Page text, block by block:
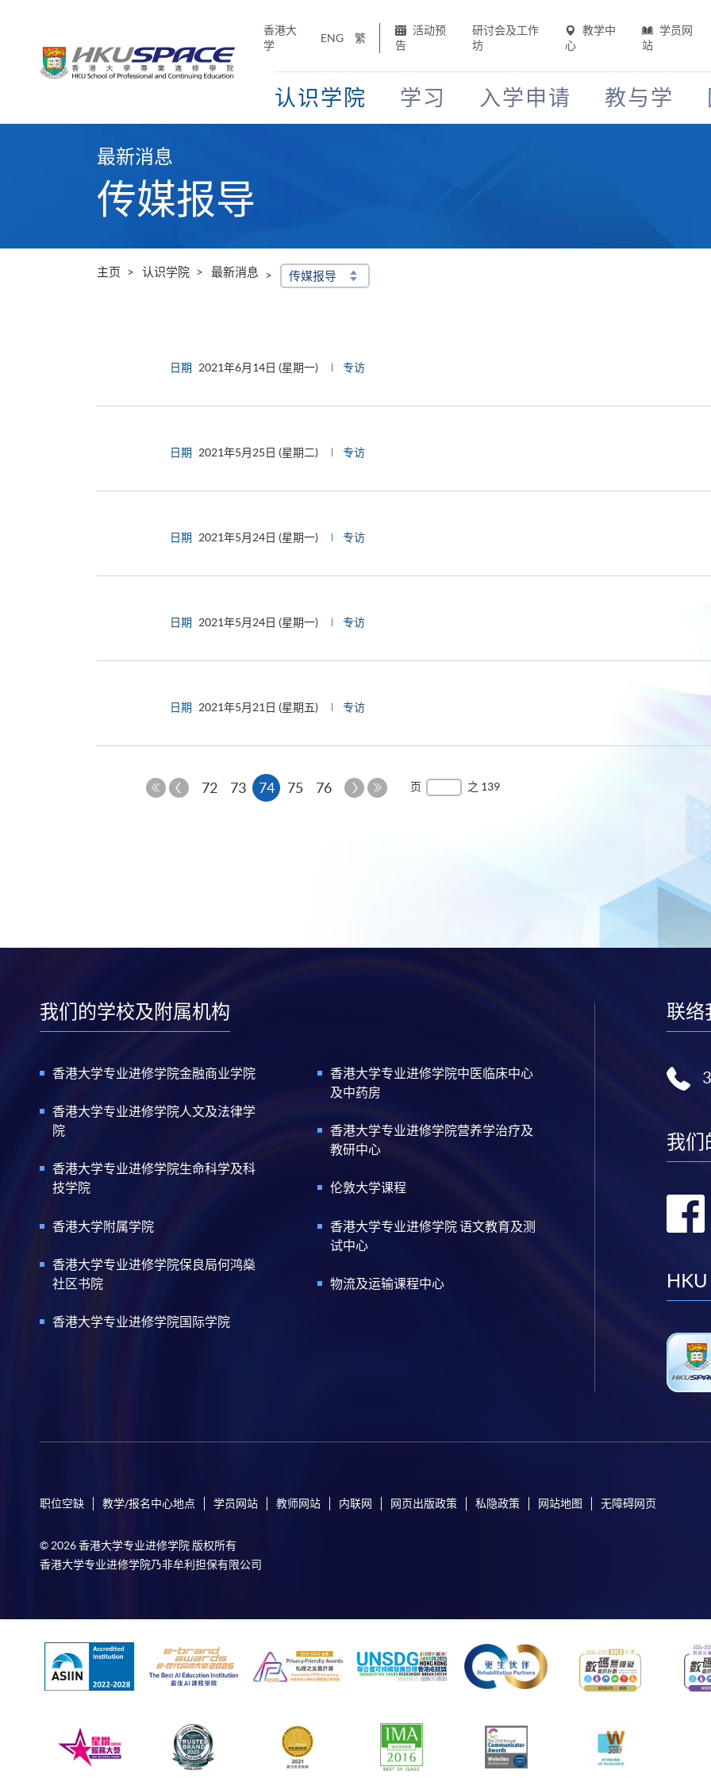
香港大
学
ENG 繁
活动预
告
研讨会及工作
坊
教学中
心
学员网
站
认识学院 学习 入学申请 教与学
最新消息
传媒报导
主页 认识学院 最新消息 传媒报导
日期 2021年6月14日 (星期一) 专访
日期 2021年5月25日 (星期二) 专访
日期 2021年5月24日 (星期一) 专访
日期 2021年5月24日 (星期一) 专访
日期 2021年5月21日 (星期五) 专访
上
72 73 74本 75 76
下
页 之 139
我们的学校及附属机构
香港大学专业进修学院金融商业学院
香港大学专业进修学院人文及法律学
院
香港大学专业进修学院生命科学及科
技学院
香港大学附属学院
香港大学专业进修学院保良局何鸿燊
社区书院
香港大学专业进修学院国际学院
香港大学专业进修学院中医临床中心
及中药房
香港大学专业进修学院营养学治疗及
教研中心
伦敦大学课程
香港大学专业进修学院 语文教育及测
试中心
物流及运输课程中心
联络
我们
HKU
职位空缺 教学/报名中心地点 学员网站 教师网站 内联网 网页出版政策 私隐政策 网站地图 无障碍网页
© 2026 香港大学专业进修学院 版权所有
香港大学专业进修学院乃非牟利担保有限公司